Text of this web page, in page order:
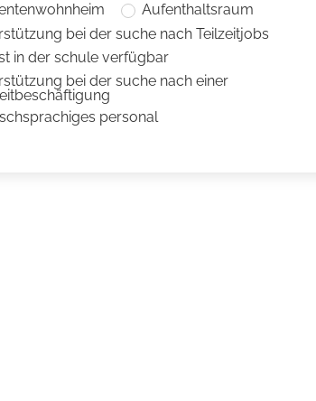
Aufenthaltsraum
bei der suche nach Teilzeitjobs
in der schule verfügbar
bei der suche nach einer
personal